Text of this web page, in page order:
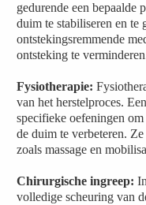
gedurende een
duim te stabiliseren en te
ontstekingsremmende
ontsteking te
Fysiotherapie:
van het herstelproces.
specifieke oefeningen
de duim te verbeteren.
zoals massage en
Chirurgische ingreep:
volledige scheuring van